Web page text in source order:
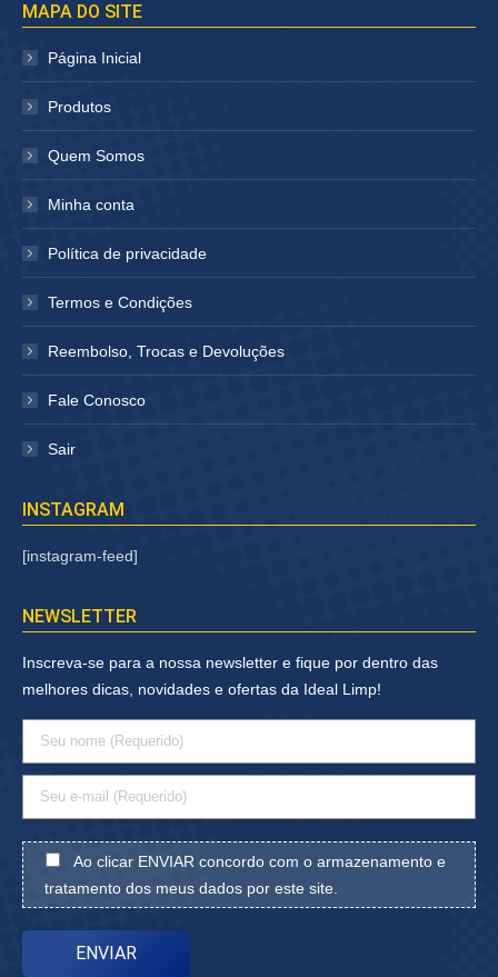
abre
em
janela
abre
janela
MAPA DO SITE
Página Inicial
Produtos
Quem Somos
Minha conta
Política de privacidade
Termos e Condições
Reembolso, Trocas e Devoluções
Fale Conosco
Sair
INSTAGRAM
[instagram-feed]
NEWSLETTER
Inscreva-se para a nossa newsletter e fique por dentro das
melhores dicas, novidades e ofertas da Ideal Limp!
Ao clicar ENVIAR concordo com o armazenamento e
tratamento dos meus dados por este site.